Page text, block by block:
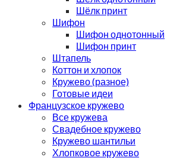
Шёлк принт
Шифон
Шифон однотонный
Шифон принт
Штапель
Коттон и хлопок
Кружево (разное)
Готовые идеи
Французское кружево
Все кружева
Свадебное кружево
Кружево шантильи
Хлопковое кружево